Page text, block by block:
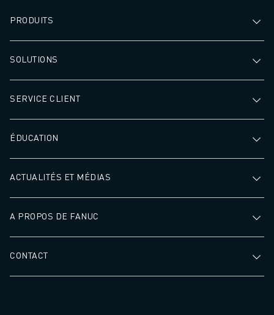
PRODUITS
SOLUTIONS
SERVICE CLIENT
ÉDUCATION
ACTUALITÉS ET MÉDIAS
A PROPOS DE FANUC
CONTACT